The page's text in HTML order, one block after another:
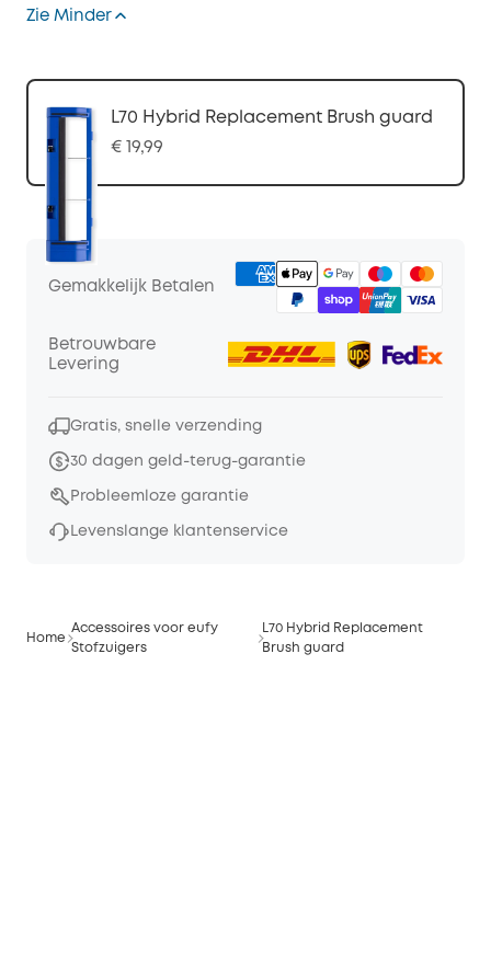
Zie Minder
L70 Hybrid Replacement Brush guard
€ 19,99
Gemakkelijk Betalen
Betrouwbare
Levering
Gratis, snelle verzending
30 dagen geld-terug-garantie
Probleemloze garantie
Levenslange klantenservice
Home
Accessoires voor eufy
Stofzuigers
L70 Hybrid Replacement
Brush guard